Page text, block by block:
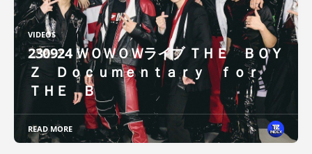
VIDEOS
230924 ＷＯＷＯＷライブ ＴＨＥ ＢＯＹ
Ｚ Ｄｏｃｕｍｅｎｔａｒｙ ｆｏｒ
ＴＨＥ Ｂ
READ MORE